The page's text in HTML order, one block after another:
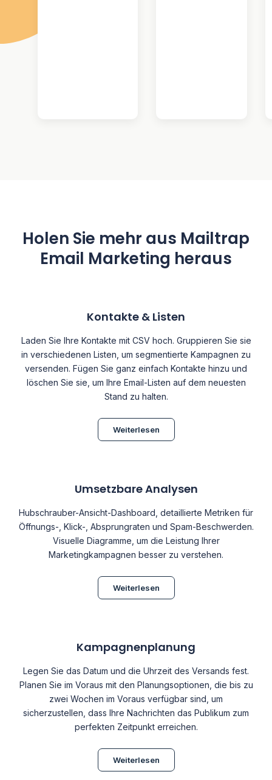
Holen Sie mehr aus Mailtrap
Email Marketing heraus
Kontakte & Listen
Laden Sie Ihre Kontakte mit CSV hoch. Gruppieren Sie sie
in verschiedenen Listen, um segmentierte Kampagnen zu
versenden. Fügen Sie ganz einfach Kontakte hinzu und
löschen Sie sie, um Ihre Email-Listen auf dem neuesten
Stand zu halten.
Weiterlesen
Umsetzbare Analysen
Hubschrauber-Ansicht-Dashboard, detaillierte Metriken für
Öffnungs-, Klick-, Absprungraten und Spam-Beschwerden.
Visuelle Diagramme, um die Leistung Ihrer
Marketingkampagnen besser zu verstehen.
Weiterlesen
Kampagnenplanung
Legen Sie das Datum und die Uhrzeit des Versands fest.
Planen Sie im Voraus mit den Planungsoptionen, die bis zu
zwei Wochen im Voraus verfügbar sind, um
sicherzustellen, dass Ihre Nachrichten das Publikum zum
perfekten Zeitpunkt erreichen.
Weiterlesen